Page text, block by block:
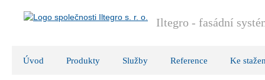
Iltegro - fasádní
Úvod Produkty Služby Reference Ke